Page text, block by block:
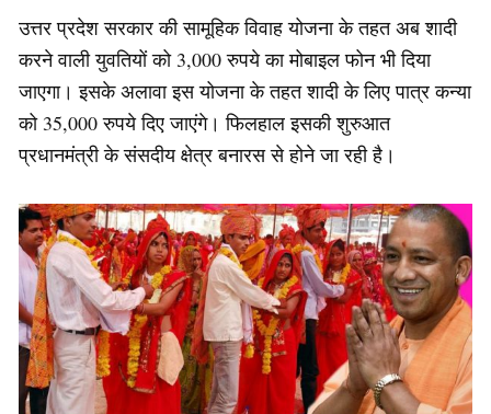
उत्तर प्रदेश सरकार की सामूहिक विवाह योजना के तहत अब शादी
करने वाली युवतियों को 3,000 रुपये का मोबाइल फोन भी दिया
जाएगा। इसके अलावा इस योजना के तहत शादी के लिए पात्र कन्या
को 35,000 रुपये दिए जाएंगे। फिलहाल इसकी शुरुआत
प्रधानमंत्री के संसदीय क्षेत्र बनारस से होने जा रही है।